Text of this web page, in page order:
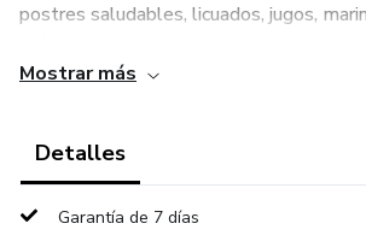
postres saludables, licuados, jugos,
privada donde recibirás apoyo durante tu
desde cero para que logres la mejor
Mostrar más
Detalles
Garantía de 7 días